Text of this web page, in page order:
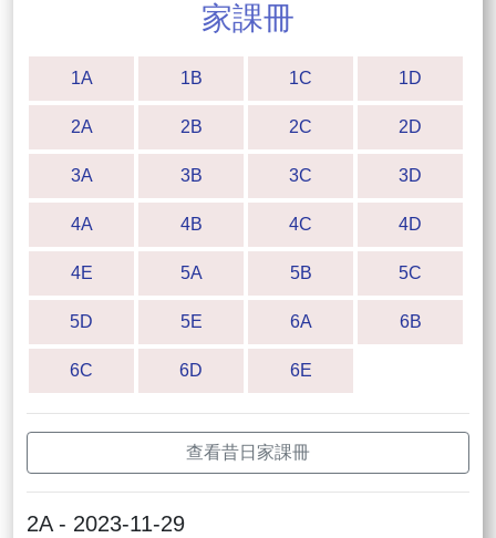
家課冊
1A 1B 1C 1D
2A 2B 2C 2D
3A 3B 3C 3D
4A 4B 4C 4D
4E 5A 5B 5C
5D 5E 6A 6B
6C 6D 6E
查看昔日家課冊
2A - 2023-11-29